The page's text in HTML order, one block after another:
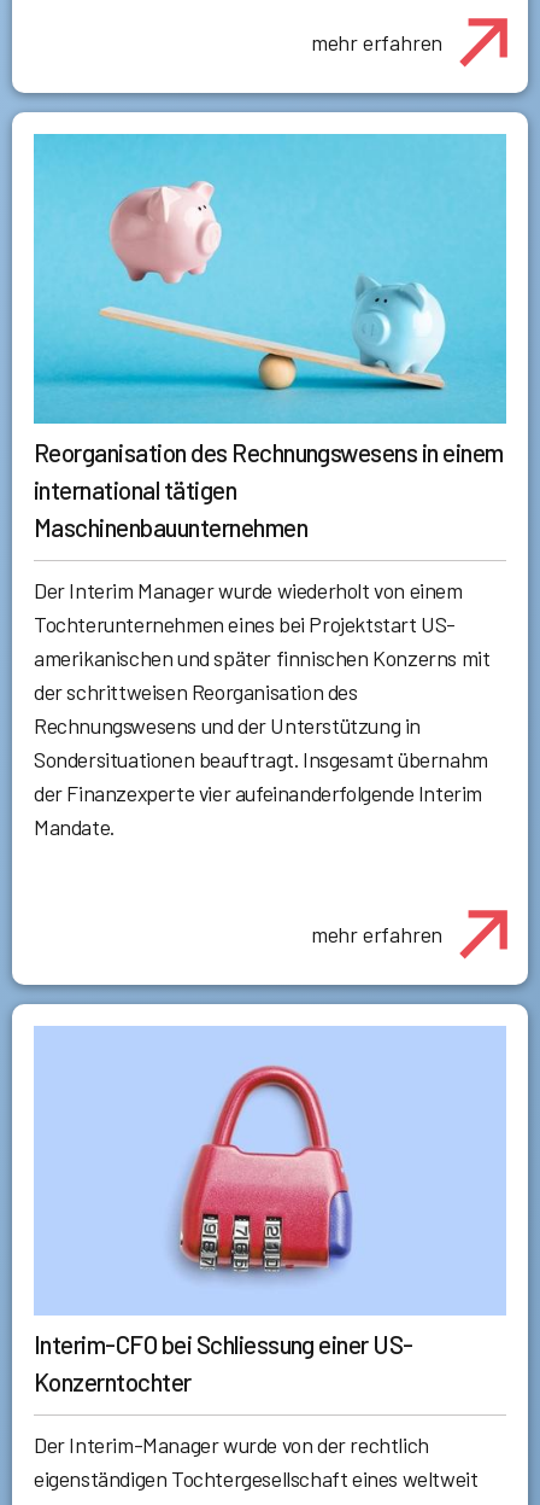
mehr erfahren
Reorganisation des Rechnungswesens in einem
international tätigen
Maschinenbauunternehmen
Der Interim Manager wurde wiederholt von einem
Tochterunternehmen eines bei Projektstart US-
amerikanischen und später finnischen Konzerns mit
der schrittweisen Reorganisation des
Rechnungswesens und der Unterstützung in
Sondersituationen beauftragt. Insgesamt übernahm
der Finanzexperte vier aufeinanderfolgende Interim
Mandate.
mehr erfahren
Interim-CFO bei Schliessung einer US-
Konzerntochter
Der Interim-Manager wurde von der rechtlich
eigenständigen Tochtergesellschaft eines weltweit